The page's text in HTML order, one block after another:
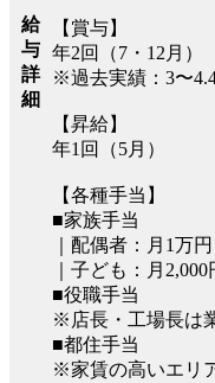
給
与
詳
細
【賞与】
年2回（7・12月）
※過去実績：3〜
【昇給】
年1回（5月）
【各種手当】
■家族手当
｜配偶者：月1万
｜子ども：月
■役職手当
※店長・工場長は
■都住手当
※家賃の高いエリ